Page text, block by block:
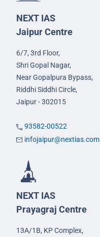
NEXT IAS
Jaipur Centre
6/7, 3rd Floor,
Shri Gopal Nagar,
Near Gopalpura Bypass,
Riddhi Siddhi Circle,
Jaipur - 302015
93582-00522
infojaipur@nextias.com
NEXT IAS
Prayagraj Centre
13A/1B, KP Complex,